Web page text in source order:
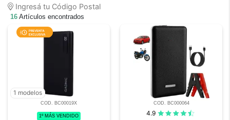
Ingresá tu Código Postal
16 Artículos encontrados
1 modelos
COD. BC00019X
1º MÁS VENDIDO
COD. BC000064
4.9